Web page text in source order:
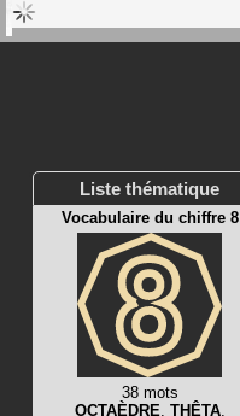
Liste thématique
Vocabulaire du chiffre 8
38 mots
OCTAÈDRE THÊTA,